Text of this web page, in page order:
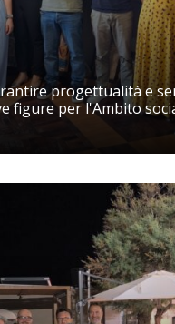
progettualità e
figure per l'Ambito